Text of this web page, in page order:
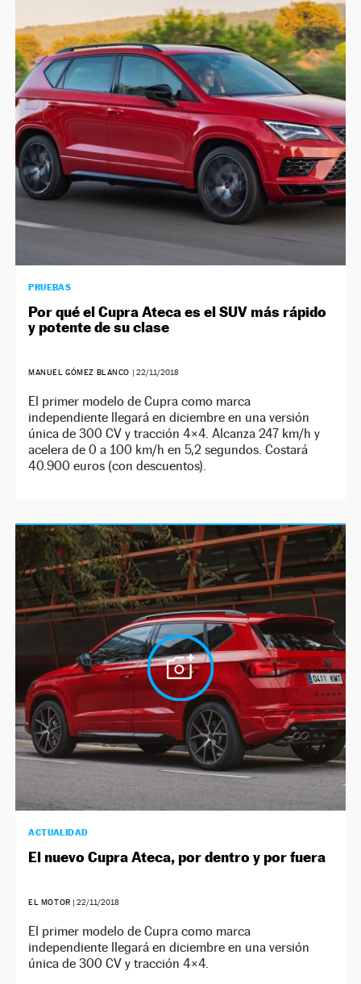
PRUEBAS
Por qué el Cupra Ateca es el SUV más rápido
y potente de su clase
MANUEL GÓMEZ BLANCO | 22/11/2018
El primer modelo de Cupra como marca
independiente llegará en diciembre en una versión
única de 300 CV y tracción 4×4. Alcanza 247 km/h y
acelera de 0 a 100 km/h en 5,2 segundos. Costará
40.900 euros (con descuentos).
ACTUALIDAD
El nuevo Cupra Ateca, por dentro y por fuera
EL MOTOR |22/11/2018
El primer modelo de Cupra como marca
independiente llegará en diciembre en una versión
única de 300 CV y tracción 4×4.